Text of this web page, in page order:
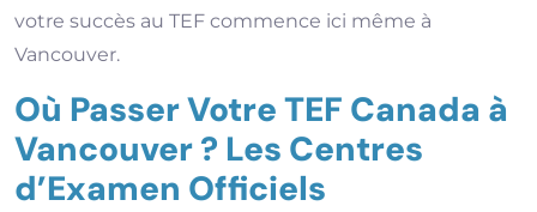
votre succès au TEF commence ici même à
Vancouver.
Où Passer Votre TEF Canada à
Vancouver ? Les Centres
d’Examen Officiels